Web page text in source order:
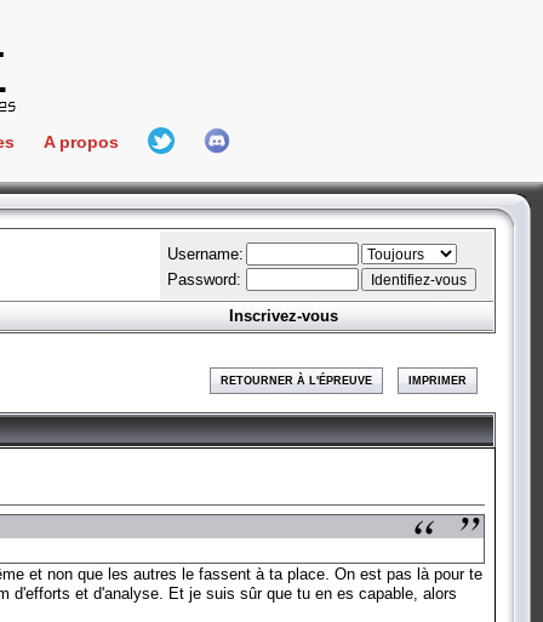
Connect
A propos
L'équipe
Hall Of Fame
Username:
Password:
Inscrivez-vous
RETOURNER À L'ÉPREUVE IMPRIMER
et non que les autres le fassent à ta place. On est pas là pour te
d'efforts et d'analyse. Et je suis sûr que tu en es capable, alors